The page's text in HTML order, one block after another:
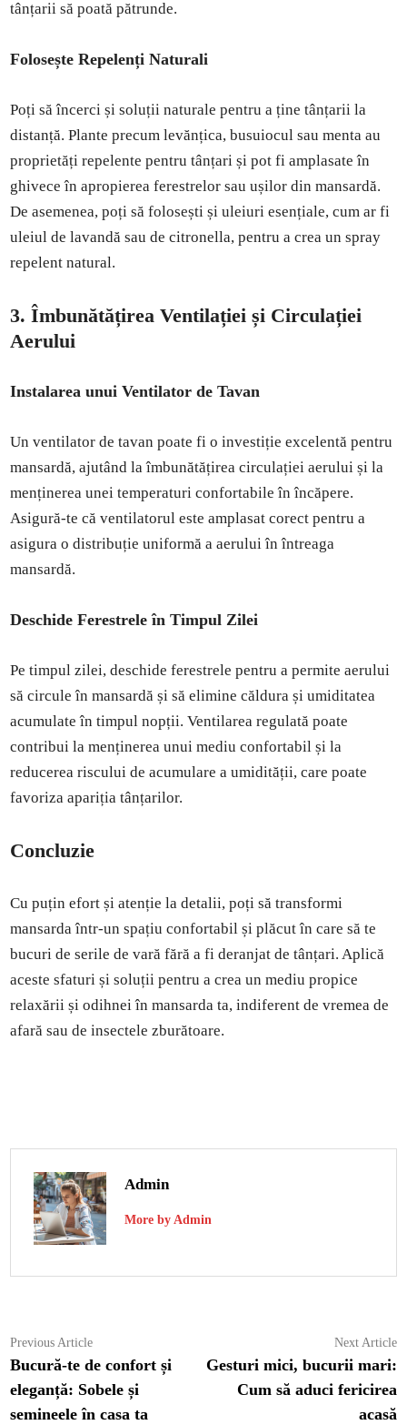
tânțarii să poată pătrunde.
Folosește Repelenți Naturali
Poți să încerci și soluții naturale pentru a ține tânțarii la
distanță. Plante precum levănțica, busuiocul sau menta au
proprietăți repelente pentru tânțari și pot fi amplasate în
ghivece în apropierea ferestrelor sau ușilor din mansardă.
De asemenea, poți să folosești și uleiuri esențiale, cum ar fi
uleiul de lavandă sau de citronella, pentru a crea un spray
repelent natural.
3. Îmbunătățirea Ventilației și Circulației
Aerului
Instalarea unui Ventilator de Tavan
Un ventilator de tavan poate fi o investiție excelentă pentru
mansardă, ajutând la îmbunătățirea circulației aerului și la
menținerea unei temperaturi confortabile în încăpere.
Asigură-te că ventilatorul este amplasat corect pentru a
asigura o distribuție uniformă a aerului în întreaga
mansardă.
Deschide Ferestrele în Timpul Zilei
Pe timpul zilei, deschide ferestrele pentru a permite aerului
să circule în mansardă și să elimine căldura și umiditatea
acumulate în timpul nopții. Ventilarea regulată poate
contribui la menținerea unui mediu confortabil și la
reducerea riscului de acumulare a umidității, care poate
favoriza apariția tânțarilor.
Concluzie
Cu puțin efort și atenție la detalii, poți să transformi
mansarda într-un spațiu confortabil și plăcut în care să te
bucuri de serile de vară fără a fi deranjat de tânțari. Aplică
aceste sfaturi și soluții pentru a crea un mediu propice
relaxării și odihnei în mansarda ta, indiferent de vremea de
afară sau de insectele zburătoare.
Admin
More by Admin
Navigare
în
articole
Previous ArticlePrevious
article:
Bucură-te de confort și
eleganță: Sobele și
semineele în casa ta
Next Article
Gesturi mici, bucurii mari:
Cum să aduci fericirea
acasă